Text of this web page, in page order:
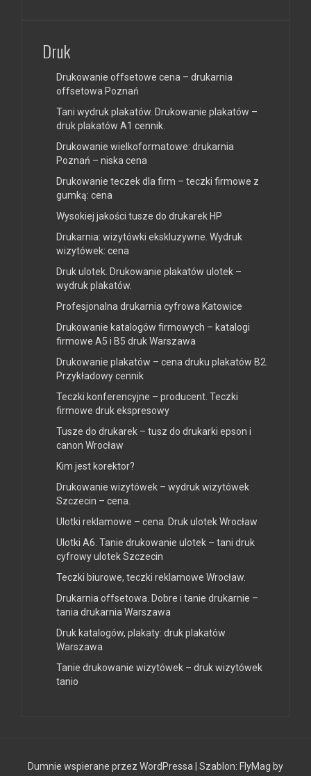
Druk
Drukowanie offsetowe cena – drukarnia
offsetowa Poznań
Tani wydruk plakatów. Drukowanie plakatów –
druk plakatów A1 cennik.
Drukowanie wielkoformatowe: drukarnia
Poznań – niska cena
Drukowanie teczek dla firm – teczki firmowe z
gumką: cena
Wysokiej jakości tusze do drukarek HP
Drukarnia: wizytówki ekskluzywne. Wydruk
wizytówek: cena
Druk ulotek. Drukowanie plakatów ulotek –
wydruk plakatów.
Profesjonalna drukarnia cyfrowa Katowice
Drukowanie katalogów firmowych – katalogi
firmowe A5 i B5 druk Warszawa
Drukowanie plakatów – cena druku plakatów B2.
Przykładowy cennik
Teczki konferencyjne – producent. Teczki
firmowe druk ekspresowy
Tusze do drukarek – tusz do drukarki epson i
canon Wrocław
Kim jest korektor?
Drukowanie wizytówek – wydruk wizytówek
Szczecin – cena.
Ulotki reklamowe – cena. Druk ulotek Wrocław
Ulotki A6. Tanie drukowanie ulotek – tani druk
cyfrowy ulotek Szczecin
Teczki biurowe, teczki reklamowe Wrocław.
Drukarnia offsetowa. Dobre i tanie drukarnie –
tania drukarnia Warszawa
Druk katalogów, plakaty: druk plakatów
Warszawa
Tanie drukowanie wizytówek – druk wizytówek
tanio
Dumnie wspierane przez WordPressa Szablon: FlyMag by